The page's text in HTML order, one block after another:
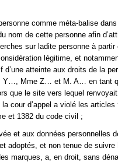
comme méta-balise
nom de cette personne afin
sur ladite personne à partir
légitime, et
atteinte aux droits de la
Y…, Mme Z… et M. A… en tant
que le site vers lequel
cour d’appel a violé les
et 1382 du code civil ;
et aux données personnelles
et non tenue de suivre
marques, a, en droit, sans